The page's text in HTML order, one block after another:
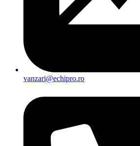
vanzari@echipro.ro